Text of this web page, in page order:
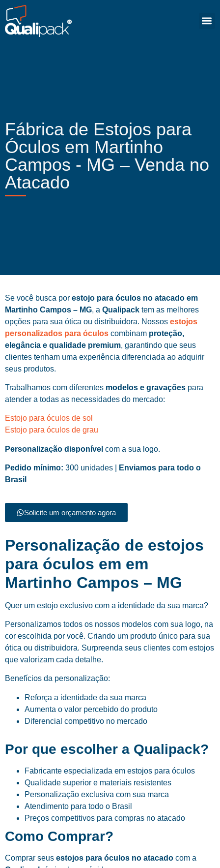
Fábrica de Estojos para
Óculos em Martinho
Campos - MG – Venda no
Atacado
Se você busca por estojo para óculos no atacado em
Martinho Campos – MG, a Qualipack tem as melhores
opções para sua ótica ou distribuidora. Nossos estojos
personalizados para óculos combinam proteção,
elegância e qualidade premium, garantindo que seus
clientes tenham uma experiência diferenciada ao adquirir
seus produtos.
Trabalhamos com diferentes modelos e gravações para
atender a todas as necessidades do mercado:
Estojo para óculos de sol
Estojo para óculos de grau
Personalização disponível com a sua logo.
Pedido mínimo: 300 unidades |
Enviamos para todo o
Brasil
Solicite um orçamento agora
Personalização de estojos
para óculos em em
Martinho Campos – MG
Quer um estojo exclusivo com a identidade da sua marca?
Personalizamos todos os nossos modelos com sua logo, na
cor escolhida por você. Criando um produto único para sua
ótica ou distribuidora. Surpreenda seus clientes com estojos
que valorizam cada detalhe.
Benefícios da personalização:
Reforça a identidade da sua marca
Aumenta o valor percebido do produto
Diferencial competitivo no mercado
Por que escolher a Qualipack?
Fabricante especializada em estojos para óculos
Qualidade superior e materiais resistentes
Personalização exclusiva com sua marca
Atendimento para todo o Brasil
Preços competitivos para compras no atacado
Como Comprar?
Comprar seus estojos para óculos no atacado com a